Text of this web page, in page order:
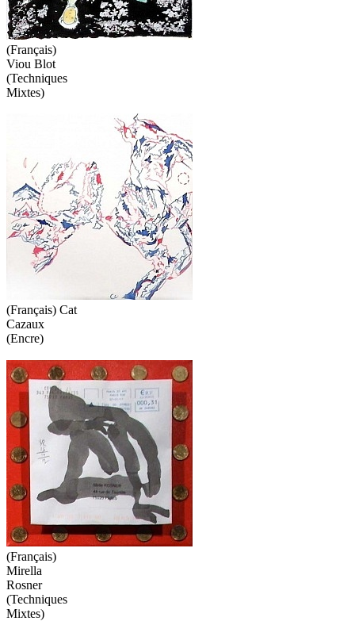
(Français)
Viou Blot
(Techniques
Mixtes)
(Français) Cat
Cazaux
(Encre)
(Français)
Mirella
Rosner
(Techniques
Mixtes)